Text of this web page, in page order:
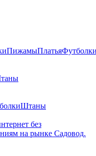
ПижамыПлатья
Штаны
без
на рынке Садовод.